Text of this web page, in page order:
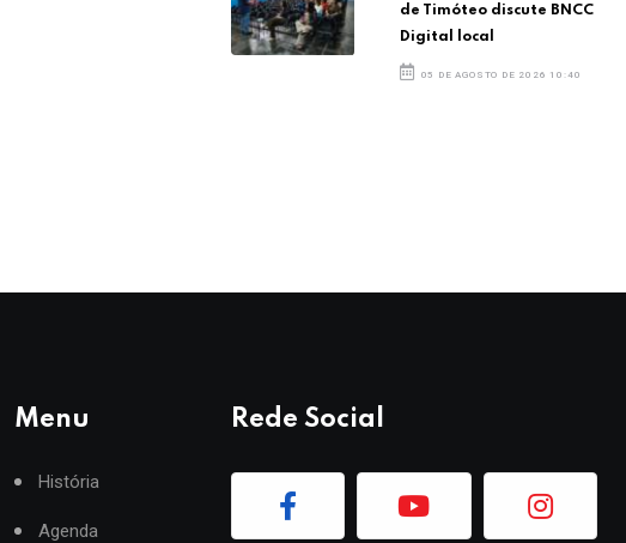
de Timóteo discute BNCC
Digital local
05 DE AGOSTO DE 2026 10:40
Menu
História
Agenda
Rede Social